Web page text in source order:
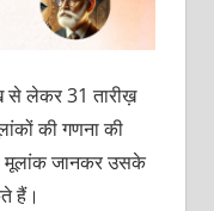
से लेकर 31 तारीख़
की गणना की
मूलांक जानकर उसके
हैं।